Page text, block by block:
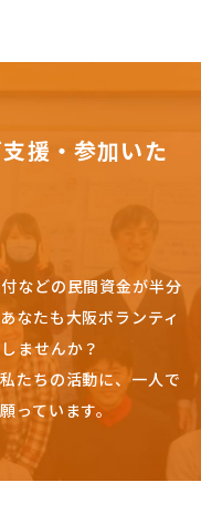
援・参加いた
などの民間資金が半分
あなたも大阪ボランティ
ませんか？
たちの活動に、一人で
っています。